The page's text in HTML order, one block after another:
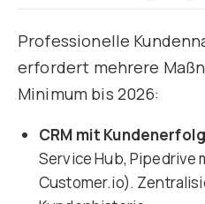
Professionelle
erfordert mehrere
Minimum bis 2026:
CRM mit
Service Hub, Pipedrive
Customer.io).